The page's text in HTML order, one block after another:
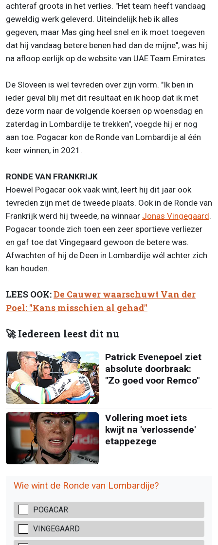
achteraf groots in het verlies. "Het team heeft vandaag
geweldig werk geleverd. Uiteindelijk heb ik alles
gegeven, maar Mas ging heel snel en ik moet toegeven
dat hij vandaag betere benen had dan de mijne", was hij
na afloop eerlijk op de website van UAE Team Emirates.
De Sloveen is wel tevreden over zijn vorm. "Ik ben in
ieder geval blij met dit resultaat en ik hoop dat ik met
deze vorm naar de volgende koersen op woensdag en
zaterdag in Lombardije te trekken", voegde hij er nog
aan toe. Pogacar kon de Ronde van Lombardije al één
keer winnen, in 2021.
RONDE VAN FRANKRIJK
Hoewel Pogacar ook vaak wint, leert hij dit jaar ook
tevreden zijn met de tweede plaats. Ook in de Ronde van
Frankrijk werd hij tweede, na winnaar Jonas Vingegaard.
Pogacar toonde zich toen een zeer sportieve verliezer
en gaf toe dat Vingegaard gewoon de betere was.
Afwachten of hij de Deen in Lombardije wél achter zich
kan houden.
LEES OOK:De Cauwer waarschuwt Van der
Poel: "Kans misschien al gehad"
🚀 Iedereen leest dit nu
Patrick Evenepoel ziet
absolute doorbraak:
"Zo goed voor Remco"
Vollering moet iets
kwijt na 'verlossende'
etappezege
Wie wint de Ronde van Lombardije?
POGACAR
VINGEGAARD